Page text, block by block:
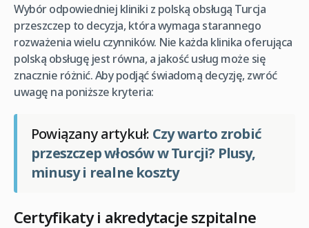
Wybór odpowiedniej kliniki z polską obsługą Turcja
przeszczep to decyzja, która wymaga starannego
rozważenia wielu czynników. Nie każda klinika oferująca
polską obsługę jest równa, a jakość usług może się
znacznie różnić. Aby podjąć świadomą decyzję, zwróć
uwagę na poniższe kryteria:
Powiązany artykuł: Czy warto zrobić
przeszczep włosów w Turcji? Plusy,
minusy i realne koszty
Certyfikaty i akredytacje szpitalne